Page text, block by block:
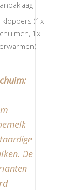
kloppers (1x
1x
De